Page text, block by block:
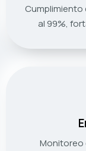
al 99%,
Monitoreo